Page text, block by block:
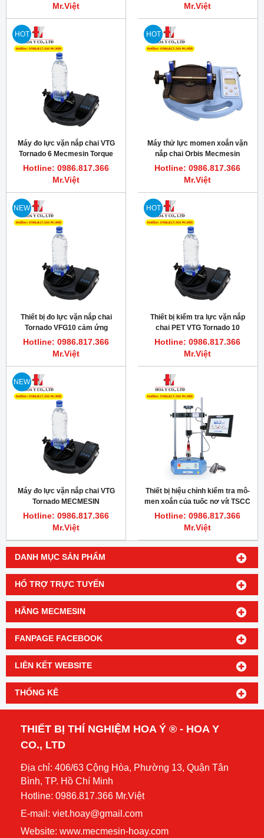
DANH MỤC SẢN PHẨM
HỔ TRỢ TRỰC TUYẾN
HÃNG MECMESIN
FANPAGE FACEBOOK
LIÊN KẾT WEBSITE
THỐNG KÊ
Mr.Việt
Mr.Việt
HOT
Máy đo lực vặn nắp chai VTG
Tornado 6 Mecmesin Torque
Tester 6Nm
Hotline: 0986.817.366
Mr.Việt
HOT
Máy thử lực momen xoắn vặn
nắp chai Orbis Mecmesin
Hotline: 0986.817.366
Mr.Việt
NEW
Thiết bị đo lực vặn nắp chai
Tornado VFG10 cảm ứng
Hotline: 0986.817.366
Mr.Việt
HOT
Thiết bị kiểm tra lực vặn nắp
chai PET VTG Tornado 10
Mecmesin
Hotline: 0986.817.366
Mr.Việt
NEW
Máy đo lực vặn nắp chai VTG
Tornado MECMESIN
Touchscreen
Hotline: 0986.817.366
Mr.Việt
Thiết bị hiệu chỉnh kiểm tra mô-
men xoắn của tuốc nơ vít TSCC
Mecmesin
Hotline: 0986.817.366
Mr.Việt
THIẾT BỊ THÍ NGHIỆM HOA Ý ® - HOA Y
CO., LTD
Địa chỉ: 406/63 Cộng Hòa, Phường 13, Quận Tân
Bình, TP. Hồ Chí Minh
Hotline: 0986.817.366 Mr.Việt
E-mail: viet.hoay@gmail.com
Website: www.mecmesin-hoay.com